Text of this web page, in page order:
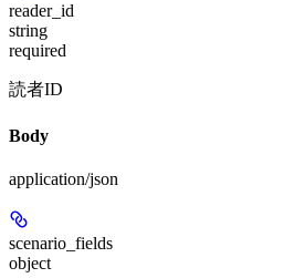
reader_id
string
required
読者ID
Body
application/json
scenario_fields
object